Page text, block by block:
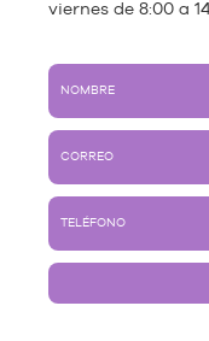
viernes de 8:00 a